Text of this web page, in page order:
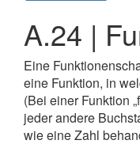
A.24 |
Eine
eine Funktion, in
(Bei einer Funktion
jeder andere
wie eine Zahl